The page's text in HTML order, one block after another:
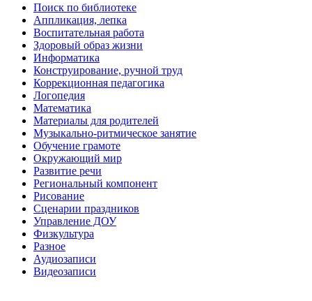
Поиск по библиотеке
Аппликация, лепка
Воспитательная работа
Здоровый образ жизни
Информатика
Конструирование, ручной труд
Коррекционная педагогика
Логопедия
Математика
Материалы для родителей
Музыкально-ритмическое занятие
Обучение грамоте
Окружающий мир
Развитие речи
Региональный компонент
Рисование
Сценарии праздников
Управление ДОУ
Физкультура
Разное
Аудиозаписи
Видеозаписи